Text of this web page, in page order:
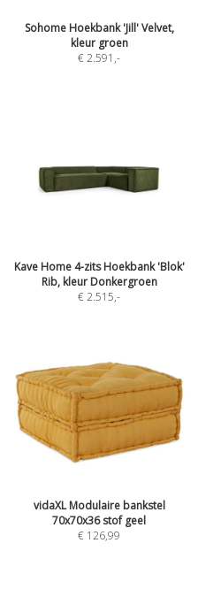
Sohome Hoekbank 'Jill' Velvet,
kleur groen
€ 2.591 ,-
Kave Home 4-zits Hoekbank 'Blok'
Rib, kleur Donkergroen
€ 2.515,-
vidaXL Modulaire bankstel
70x70x36 stof geel
€ 126,99